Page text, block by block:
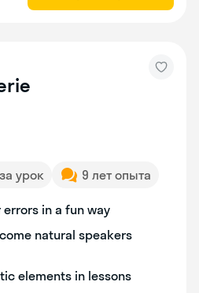
урок 9 лет опыта
in a fun way
natural speakers
elements in lessons